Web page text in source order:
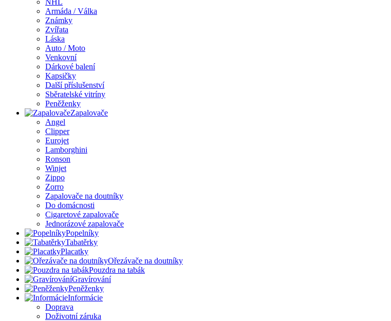
NHL
Armáda / Válka
Známky
Zvířata
Láska
Auto / Moto
Venkovní
Dárkové balení
Kapsičky
Další příslušenství
Sběratelské vitríny
Peněženky
Zapalovače
Angel
Clipper
Eurojet
Lamborghini
Ronson
Winjet
Zippo
Zorro
Zapalovače na doutníky
Do domácnosti
Cigaretové zapalovače
Jednorázové zapalovače
Popelníky
Tabatěrky
Placatky
Ořezávače na doutníky
Pouzdra na tabák
Gravírování
Peněženky
Informácie
Doprava
Doživotní záruka